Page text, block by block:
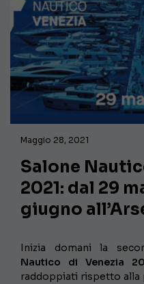
Maggio 28, 2021
Salone
2021: dal 29
giugno
Inizia domani la
Nautico di Venezia
raddoppiati rispetto alla